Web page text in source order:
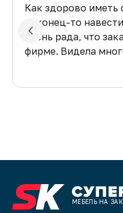
Как здорово иметь
наконец-то
Очень рада, что
фирме. Видела
МЕБЕЛЬ НА